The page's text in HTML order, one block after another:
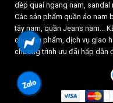
dép quai ngang nam, sandal
Các sản phẩm quần áo nam
tây nam, quần Jeans nam...
cho sản phẩm, dịch vụ giao
chương trình ưu đãi hấp dẫn